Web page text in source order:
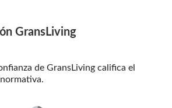
GransLiving
de GransLiving califica el